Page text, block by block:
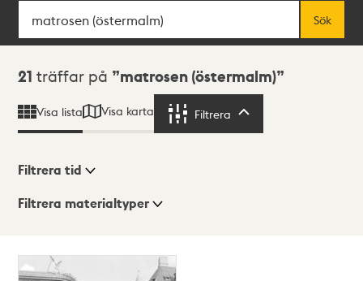
Sök
Sökresultat
21 träffar på matrosen (östermalm)
Visa lista Visa karta Filtrera
Visningsläge
Lista
Karta
Filtrera tid
Filtrera materialtyper
träffar